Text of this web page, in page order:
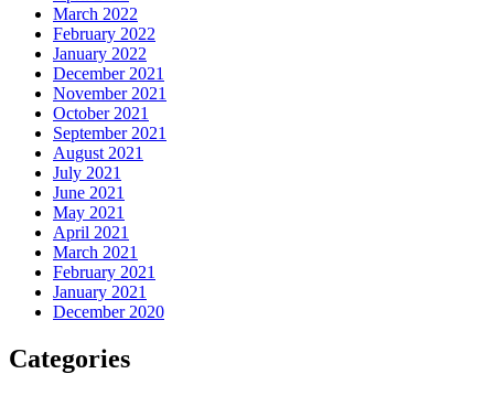
March 2022
February 2022
January 2022
December 2021
November 2021
October 2021
September 2021
August 2021
July 2021
June 2021
May 2021
April 2021
March 2021
February 2021
January 2021
December 2020
Categories